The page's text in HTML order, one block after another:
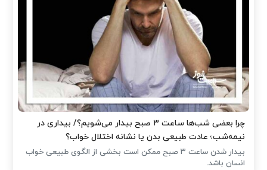
چرا بعضی شب‌ها ساعت ۳ صبح بیدار می‌شویم؟/ بیداری در
نیمه‌شب؛ عادت طبیعی بدن یا نشانه اختلال خواب؟
بیدار شدن ساعت ۳ صبح ممکن است بخشی از الگوی طبیعی خواب
انسان باشد.